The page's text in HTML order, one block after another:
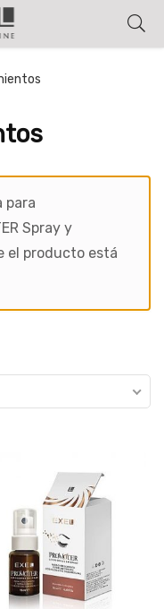
para
Spray y
el producto está